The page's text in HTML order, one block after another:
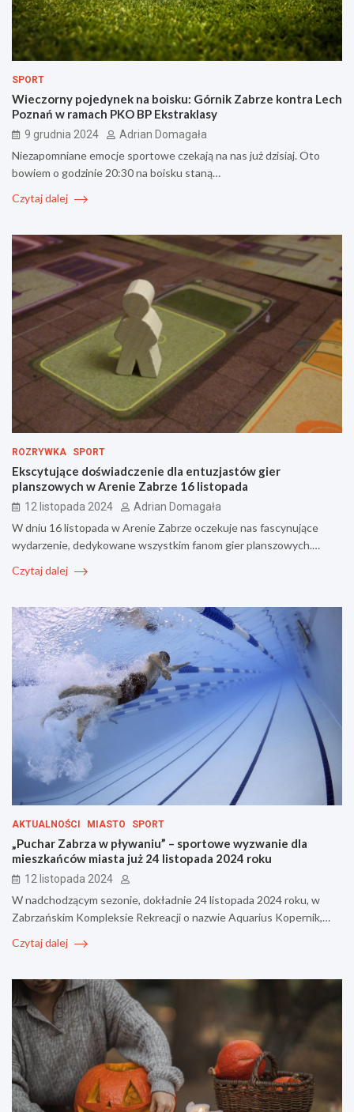
SPORT
Wieczorny pojedynek na boisku: Górnik Zabrze kontra Lech
Poznań w ramach PKO BP Ekstraklasy
9 grudnia 2024 Adrian Domagała
Niezapomniane emocje sportowe czekają na nas już dzisiaj. Oto
bowiem o godzinie 20:30 na boisku staną…
Czytaj dalej
ROZRYWKA SPORT
Ekscytujące doświadczenie dla entuzjastów gier
planszowych w Arenie Zabrze 16 listopada
12 listopada 2024 Adrian Domagała
W dniu 16 listopada w Arenie Zabrze oczekuje nas fascynujące
wydarzenie, dedykowane wszystkim fanom gier planszowych.…
Czytaj dalej
AKTUALNOŚCI MIASTO SPORT
„Puchar Zabrza w pływaniu” – sportowe wyzwanie dla
mieszkańców miasta już 24 listopada 2024 roku
12 listopada 2024
W nadchodzącym sezonie, dokładnie 24 listopada 2024 roku, w
Zabrzańskim Kompleksie Rekreacji o nazwie Aquarius Kopernik,…
Czytaj dalej